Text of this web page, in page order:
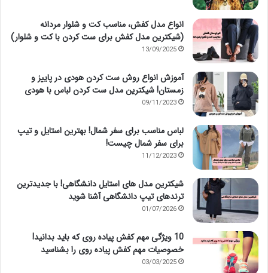
انواع مدل کفش، مناسب کت و شلوار مردانه
(شیکترین مدل کفش برای ست کردن با کت و شلوار)
13/09/2025
آموزش انواع روش ست کردن هودی در پاییز و
زمستان! شیکترین مدل ست کردن لباس با هودی
09/11/2023
لباس مناسب برای سفر شمال! بهترین استایل و تیپ
برای سفر شمال چیست!
11/12/2023
شیکترین مدل های استایل دانشگاهی! با جدیدترین
ترندهای تیپ دانشگاهی آشنا شوید
01/07/2026
10 ویژگی مهم کفش پیاده روی که باید بدانید!
خصوصیات مهم کفش پیاده روی را بشناسید
03/03/2025